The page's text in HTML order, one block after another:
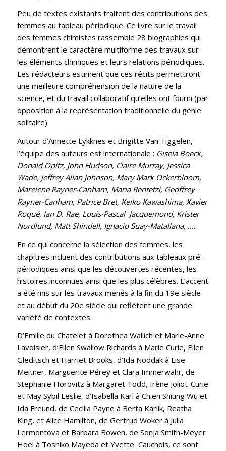
Peu de textes existants traitent des contributions des
femmes au tableau périodique. Ce livre sur le travail
des femmes chimistes rassemble 28 biographies qui
démontrent le caractère multiforme des travaux sur
les éléments chimiques et leurs relations périodiques.
Les rédacteurs estiment que ces récits permettront
une meilleure compréhension de la nature de la
science, et du travail collaboratif qu’elles ont fourni (par
opposition à la représentation traditionnelle du génie
solitaire).
Autour d’Annette Lykknes et Brigitte Van Tiggelen,
l’équipe des auteurs est internationale : Gisela Boeck,
Donald Opitz, John Hudson, Claire Murray, Jessica
Wade, Jeffrey Allan Johnson, Mary Mark Ockerbloom,
Marelene Rayner-Canham, Maria Rentetzi, Geoffrey
Rayner-Canham, Patrice Bret, Keiko Kawashima, Xavier
Roqué, Ian D. Rae, Louis-Pascal Jacquemond, Krister
Nordlund, Matt Shindell, Ignacio Suay-Matallana, ….
En ce qui concerne la sélection des femmes, les
chapitres incluent des contributions aux tableaux pré-
périodiques ainsi que les découvertes récentes, les
histoires inconnues ainsi que les plus célèbres. L’accent
a été mis sur les travaux menés à la fin du 19e siècle
et au début du 20e siècle qui reflètent une grande
variété de contextes.
D’Emilie du Chatelet à Dorothea Wallich et Marie-Anne
Lavoisier, d’Ellen Swallow Richards à Marie Curie, Ellen
Gleditsch et Harriet Brooks, d’Ida Noddak à Lise
Meitner, Marguerite Pérey et Clara Immerwahr, de
Stephanie Horovitz à Margaret Todd, Irène Joliot-Curie
et May Sybil Leslie, d’Isabella Karl à Chien Shiung Wu et
Ida Freund, de Cecilia Payne à Berta Karlik, Reatha
King, et Alice Hamilton, de Gertrud Woker à Julia
Lermontova et Barbara Bowen, de Sonja Smith-Meyer
Hoel à Toshiko Mayeda et Yvette Cauchois, ce sont